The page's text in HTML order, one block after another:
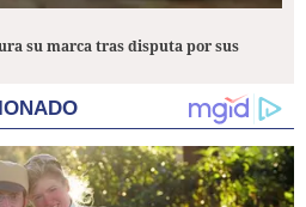
su marca tras disputa por sus